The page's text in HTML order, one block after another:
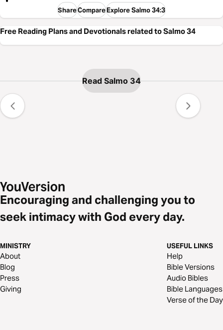
ShareCompareExplore Salmo 34:3
Free Reading Plans and Devotionals related to Salmo 34
Read Salmo 34
Encouraging and challenging you to
seek intimacy with God every day.
MINISTRY
About
Blog
Press
Giving
USEFUL LINKS
Help
Bible Versions
Audio Bibles
Bible Languages
Verse of the Day